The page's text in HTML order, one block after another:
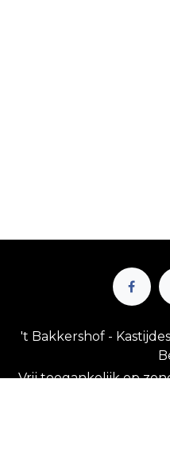
't Bakkershof -
Vrij toegankelijk op